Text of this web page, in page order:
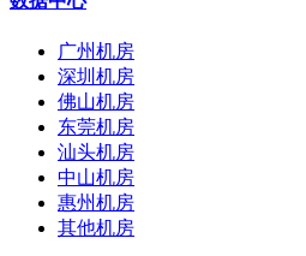
广州机房
深圳机房
佛山机房
东莞机房
汕头机房
中山机房
惠州机房
其他机房